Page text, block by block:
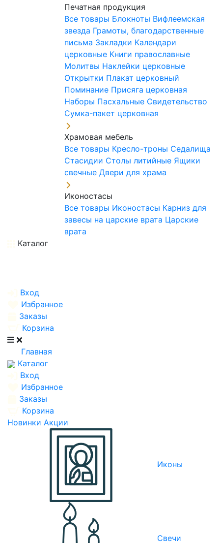
Печатная продукция
Все товары Блокноты Вифлеемская
звезда Грамоты, благодарственные
письма Закладки Календари
церковные Книги православные
Молитвы Наклейки церковные
Открытки Плакат церковный
Поминание Присяга церковная
Наборы Пасхальные Свидетельство
Сумка-пакет церковная
Храмовая мебель
Все товары Кресло-троны Седалища
Стасидии Столы литийные Ящики
свечные Двери для храма
Иконостасы
Все товары Иконостасы Карниз для
завесы на царские врата Царские
врата
Каталог
Вход
Избранное
Заказы
Корзина
Главная
Каталог
Вход
Избранное
Заказы
Корзина
Новинки Акции
Иконы
Свечи